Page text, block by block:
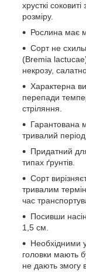
хрусткі
розміру.
Рослина має
Сорт не
(Bremia
некрозу,
Характерна
перепади
стріляння.
Гарантована
тривалий
Придатний
типах ґрунтів.
Сорт
тривалим
час
Посивши
1,5 см.
Необхідними
головки мають
не дають змогу